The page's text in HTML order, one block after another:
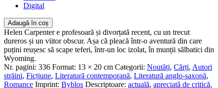
Digital
Adaugă în coș
Helen Carpenter e profesoară și divorțată recent, cu un trecut
dureros și un viitor obscur. Așa că pleacă într-o aventură din care
puțini reușesc să scape teferi, într-un loc izolat, în munții sălbatici din
Wyoming.
Nr. pagini: 336 Format: 13 × 20 cm Categorii: Noutăți, Cărți, Autori
străini, Ficțiune, Literatură contemporană, Literatură anglo-saxonă,
Romance Imprint: Byblos Descriptoare: actuală, apreciată de critică,